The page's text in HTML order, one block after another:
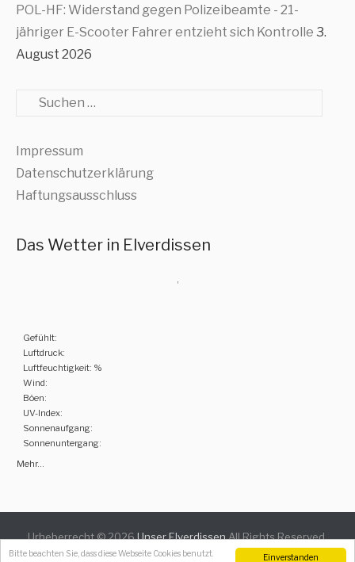
Einverstanden
Bitte beachten Sie, dass diese Webseite Cookies benutzt.
POL-HF: Widerstand gegen Polizeibeamte - 21-
jähriger E-Scooter Fahrer entzieht sich Kontrolle 3.
August 2026
Suche
Impressum
Datenschutzerklärung
Haftungsausschluss
Das Wetter in Elverdissen
,
Gefühlt:
Luftdruck:
Luftfeuchtigkeit: %
Wind:
Böen:
UV-Index:
Sonnenaufgang:
Sonnenuntergang:
Mehr...
Urheberrecht © 2026Unser ElverdissenAll Rights Reserved.
Catch Everest Theme byCatch Themes